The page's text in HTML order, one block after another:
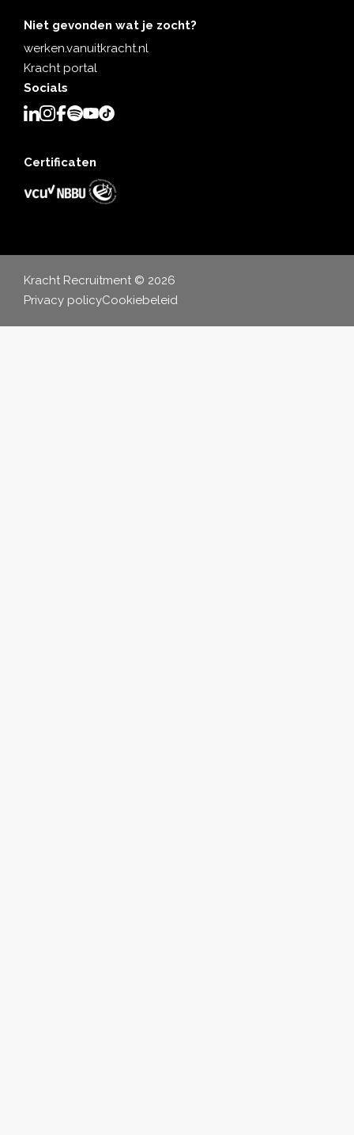
Niet gevonden wat je zocht?
werken.vanuitkracht.nl
Kracht portal
Socials
Certificaten
Kracht Recruitment © 2026
Privacy policyCookiebeleid